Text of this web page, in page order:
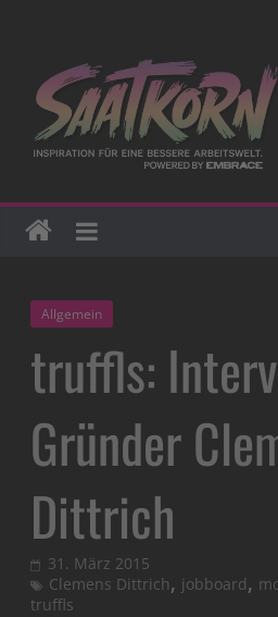
Allgemein
truffls:
Gründer
Dittrich
31. März 2015
Clemens Dittrich, jobboard,
truffls